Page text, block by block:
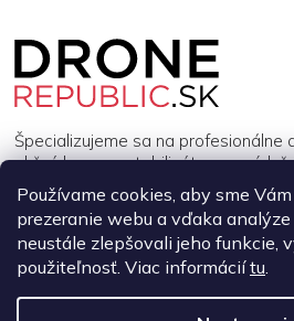
Používame cookies, aby sme
prezeranie webu a vďaka
neustále zlepšovali jeho funkcie,
použiteľnosť. Viac informáciítu.
e
Špecializujeme sa na profesionálne
akčné kamery, stabilizátory a
INFORMÁCIE